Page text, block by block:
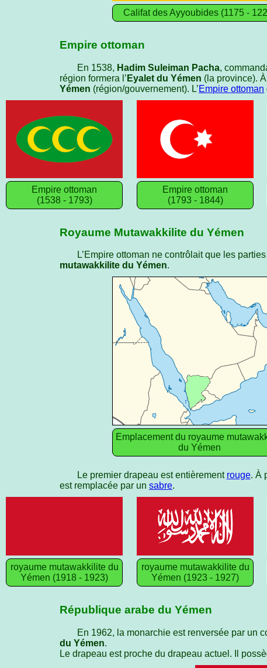
Califat des Ayyoubides (1175 -
Empire ottoman
En 1538, Hadim Suleiman Pacha,
région formera l’ Eyalet du Yémen (la province).
Yémen (région/gouvernement). L’Empire ottoman
Empire ottoman
(1538 - 1793)
Empire ottoman
(1793 - 1844)
Royaume Mutawakkilite du Yémen
L’Empire ottoman ne contrôlait que les
mutawakkilite du Yémen.
Emplacement du royaume
du Yémen
Le premier drapeau est entièrement rouge. À
est remplacée par unsabre.
royaume mutawakkilite du
Yémen (1918 - 1923)
royaume mutawakkilite du
Yémen (1923 - 1927)
République arabe du Yémen
En 1962, la monarchie est renversée par un
du Yémen.
Le drapeau est proche du drapeau actuel. Il